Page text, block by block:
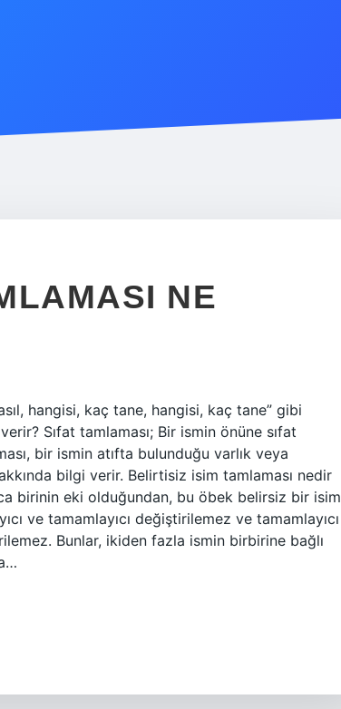
NE
hangisi, kaç tane, hangisi, kaç tane” gibi
Sıfat tamlaması; Bir ismin önüne sıfat
bir ismin atıfta bulunduğu varlık veya
bilgi verir. Belirtisiz isim tamlaması nedir
birinin eki olduğundan, bu öbek belirsiz bir isim
ve tamamlayıcı değiştirilemez ve tamamlayıcı
Bunlar, ikiden fazla ismin birbirine bağlı